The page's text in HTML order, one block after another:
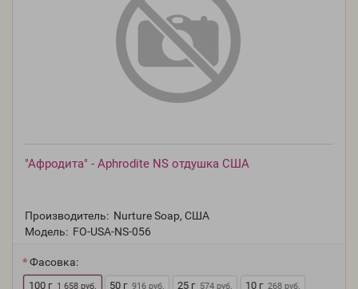
"Афродита" - Aphrodite NS отдушка США
Производитель: Nurture Soap, США
Модель: FO-USA-NS-056
Фасовка:
100 г 1 658 руб. 50 г 916 руб. 25 г 574 руб. 10 г 268 руб.